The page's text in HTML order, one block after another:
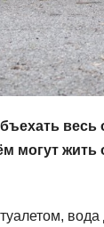
весь
жить